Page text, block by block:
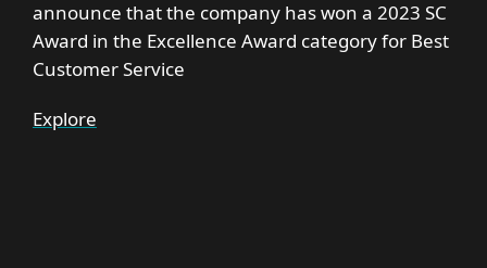
announce that the company has won a 2023 SC
Award in the Excellence Award category for Best
Customer Service
Explore